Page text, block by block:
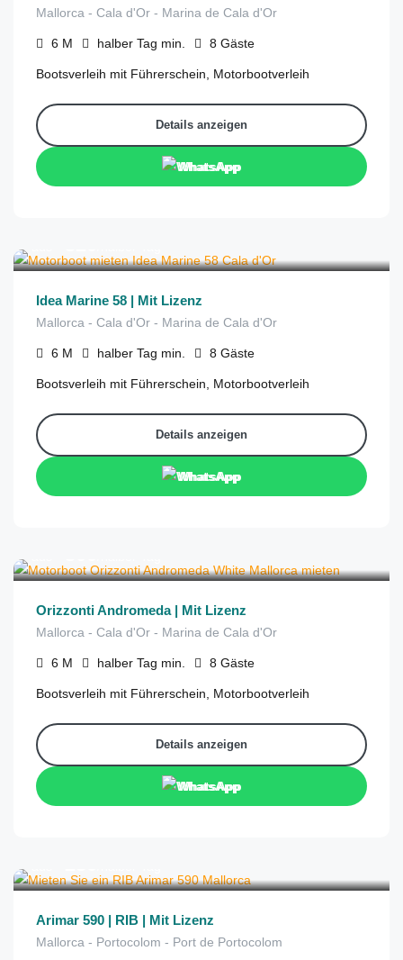
Mallorca - Cala d'Or - Marina de Cala d'Or
6 M halber Tag min. 8 Gäste
Bootsverleih mit Führerschein, Motorbootverleih
Details anzeigen
WhatsApp
Idea Marine 58 | Mit Lizenz
Mallorca - Cala d'Or - Marina de Cala d'Or
6 M halber Tag min. 8 Gäste
Bootsverleih mit Führerschein, Motorbootverleih
Details anzeigen
WhatsApp
Orizzonti Andromeda | Mit Lizenz
Mallorca - Cala d'Or - Marina de Cala d'Or
6 M halber Tag min. 8 Gäste
Bootsverleih mit Führerschein, Motorbootverleih
Details anzeigen
WhatsApp
Arimar 590 | RIB | Mit Lizenz
Mallorca - Portocolom - Port de Portocolom